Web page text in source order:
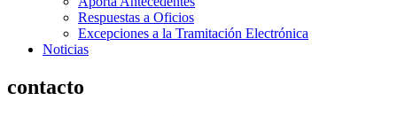
Respuestas a Oficios
Excepciones a la Tramitación Electrónica
Noticias
contacto